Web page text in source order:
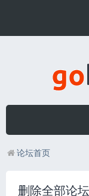
论坛首页
删除全部论